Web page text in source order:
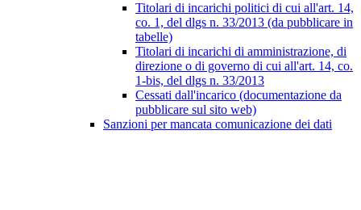
Titolari di incarichi politici di cui all'art. 14,
co. 1, del dlgs n. 33/2013 (da pubblicare in
tabelle)
Titolari di incarichi di amministrazione, di
direzione o di governo di cui all'art. 14, co.
1-bis, del dlgs n. 33/2013
Cessati dall'incarico (documentazione da
pubblicare sul sito web)
Sanzioni per mancata comunicazione dei dati